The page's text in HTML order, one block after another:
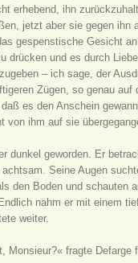
erhebend, ihn
jetzt aber sie gegen ihn
gespenstische Gesicht
drücken und es durch
– ich sage, der
Zügen, so genau auf
es den Anschein
von ihm auf sie
dunkel geworden. Er
Seine Augen
den Boden und schauten
nahm er mit einem
weiter.
Monsieur?« fragte Defarge